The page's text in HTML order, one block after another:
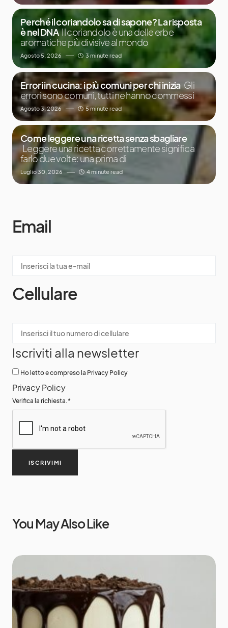
Perché il coriandolo sa di sapone? La risposta
è nel DNA Il coriandolo è una delle erbe
aromatiche più divisive al mondo
Agosto 5, 2026 3 minute read
Errori in cucina: i più comuni per chi inizia Gli
errori sono comuni, tutti ne hanno commessi
Agosto 3, 2026 5 minute read
Come leggere una ricetta senza sbagliare
Leggere una ricetta correttamente significa
farlo due volte: una prima di
Luglio 30, 2026 4 minute read
Email
Cellulare
Iscriviti alla newsletter
Ho letto e compreso la Privacy Policy
Privacy Policy
Verifica la richiesta.*
ISCRIVIMI
You May Also Like